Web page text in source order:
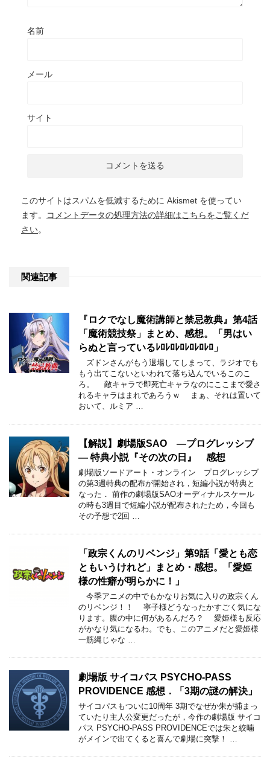
名前
メール
サイト
このサイトはスパムを低減するために Akismet を使ってい
ます。
コメントデータの処理方法の詳細はこちらをご覧くだ
さい。
関連記事
『ロクでなし魔術講師と禁忌教典』第4話
「魔術競技祭」まとめ、感想。「男はい
らぬと言っているﾚﾛﾚﾛﾚﾛﾚﾛﾚﾛﾚﾛ」
ズドンさんがもう退場してしまって、ラジオでも
もう出てこないといわれて落ち込んでいるこのこ
ろ。 敵キャラで即死亡キャラなのにここまで愛さ
れるキャラはまれであろうｗ まぁ、それは置いて
おいて、ルミア …
【解説】劇場版SAO ―プログレッシブ
― 特典小説『その次の日』 感想
劇場版ソードアート・オンライン プログレッシブ
の第3週特典の配布が開始され，短編小説が特典と
なった． 前作の劇場版SAOオーディナルスケール
の時も3週目で短編小説が配布されたため，今回も
その予想で2回 …
「政宗くんのリベンジ」第9話「愛とも恋
ともいうけれど」まとめ・感想。「愛姫
様の性癖が明らかに！」
今季アニメの中でもかなりお気に入りの政宗くん
のリベンジ！！ 寧子様どうなったかすごく気にな
ります。腹の中に何があるんだろ？ 愛姫様も反応
がかなり気になるわ。でも、このアニメだと愛姫様
一筋縄じゃな …
劇場版 サイコパス PSYCHO-PASS
PROVIDENCE 感想．「3期の謎の解決」
サイコパスもついに10周年 3期でなぜか朱が捕まっ
ていたり主人公変更だったが，今作の劇場版 サイコ
パス PSYCHO-PASS PROVIDENCEでは朱と絞噛
がメインで出てくると喜んで劇場に突撃！ …